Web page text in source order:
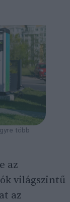
több
az
világszintű
az